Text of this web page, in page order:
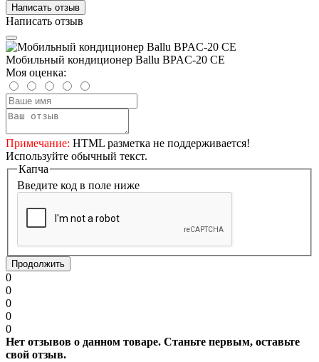
Написать отзыв
Написать отзыв
Мобильный кондиционер Ballu BPAC-20 CE
Моя оценка:
Примечание: HTML разметка не поддерживается!
Используйте обычный текст.
Капча
Введите код в поле ниже
Продолжить
0
0
0
0
0
Нет отзывов о данном товаре. Станьте первым, оставьте
свой отзыв.